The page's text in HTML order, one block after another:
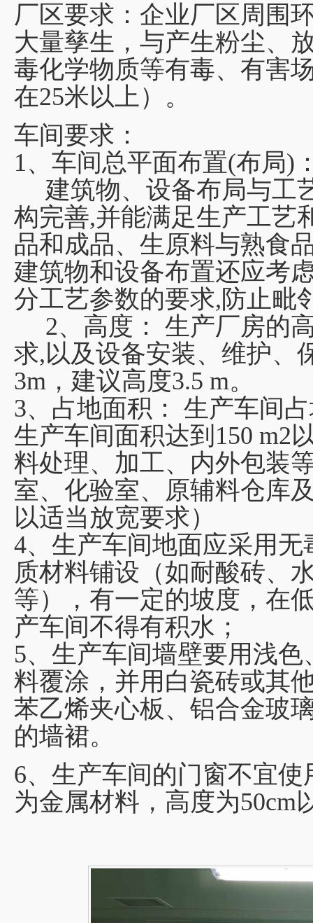
厂区要求：企业厂区周围
大量孳生，与产生粉尘、
毒化学物质等有毒、有害
在25米以上）。
车间要求：
1、车间总平面布置(布局)
建筑物、设备布局与工
构完善,并能满足生产工艺
品和成品、生原料与熟食
建筑物和设备布置还应考
分工艺参数的要求,防止毗
2、高度： 生产厂房的
求,以及设备安装、维护、
3m，建议高度3.5 m。
3、占地面积： 生产车间
生产车间面积达到150 m2
料处理、加工、内外包装
室、化验室、原辅料仓库
以适当放宽要求）
4、生产车间地面应采用
质材料铺设（如耐酸砖、
等），有一定的坡度，在
产车间不得有积水；
5、生产车间墙壁要用浅
料覆涂，并用白瓷砖或其
苯乙烯夹心板、铝合金玻
的墙裙。
6、生产车间的门窗不宜
为金属材料，高度为50cm